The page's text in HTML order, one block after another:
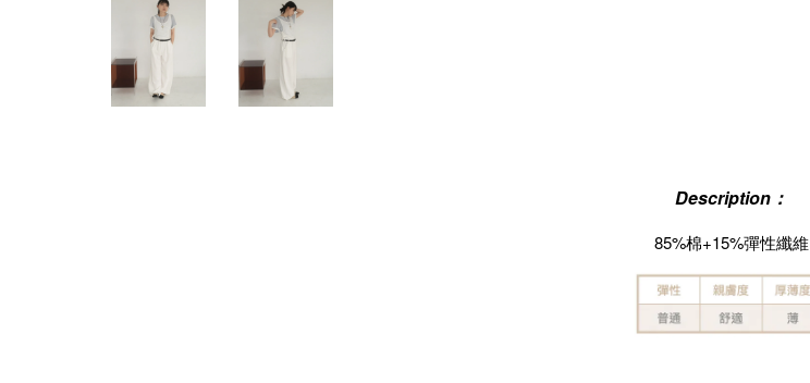
Description：
85%棉+15%彈性纖維